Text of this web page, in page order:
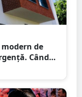
de
Când